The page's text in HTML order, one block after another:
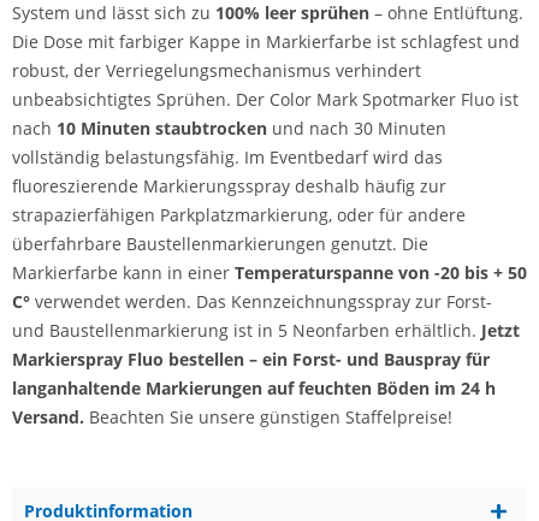
System und lässt sich zu 100% leer sprühen – ohne Entlüftung.
Die Dose mit farbiger Kappe in Markierfarbe ist schlagfest und
robust, der Verriegelungsmechanismus verhindert
unbeabsichtigtes Sprühen. Der Color Mark Spotmarker Fluo ist
nach 10 Minuten staubtrocken und nach 30 Minuten
vollständig belastungsfähig. Im Eventbedarf wird das
fluoreszierende Markierungsspray deshalb häufig zur
strapazierfähigen Parkplatzmarkierung, oder für andere
überfahrbare Baustellenmarkierungen genutzt. Die
Markierfarbe kann in einer Temperaturspanne von -20 bis + 50
C° verwendet werden. Das Kennzeichnungsspray zur Forst-
und Baustellenmarkierung ist in 5 Neonfarben erhältlich. Jetzt
Markierspray Fluo bestellen – ein Forst- und Bauspray für
langanhaltende Markierungen auf feuchten Böden im 24 h
Versand. Beachten Sie unsere günstigen Staffelpreise!
Produktinformation